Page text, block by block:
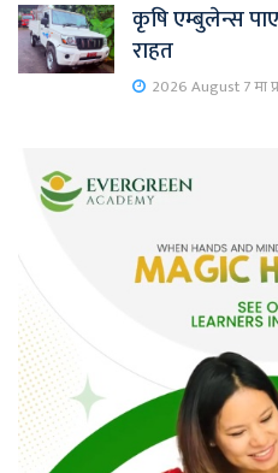
कृषि एम्बुलेन्स
राहत
2026 August 7 मा